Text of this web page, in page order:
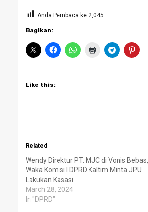
Anda Pembaca ke 2,045
Bagikan:
Like this:
Related
Wendy Direktur PT. MJC di Vonis Bebas,
Waka Komisi I DPRD Kaltim Minta JPU
Lakukan Kasasi
March 28, 2024
In "DPRD"